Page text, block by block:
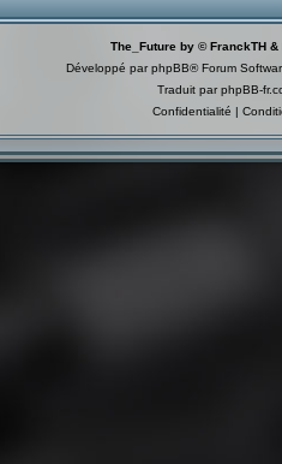
The_Future by © FranckTH &
Développé parphpBB® Forum
Traduit parphpBB-
Confidentialité |